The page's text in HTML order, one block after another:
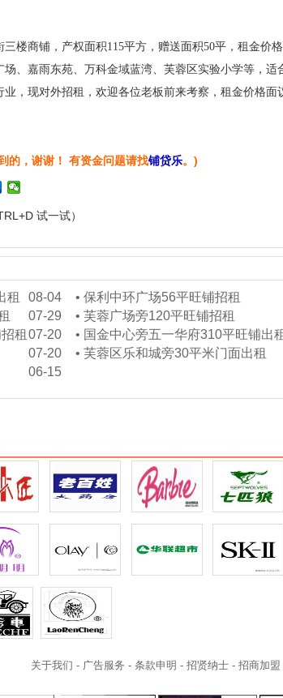
楼商铺，产权面积115平方，赠送面积50平，租金价
、嘉雨东苑、万科金域蓝湾、芙蓉区实验小学等，适
，现对外招租，欢迎各位老板前来考察，租金价格面
的，谢谢！ 有资金问题请找铺贷乐。)
试一试）
租 08-04 • 保利中环广场56平旺铺招租
07-29 • 芙蓉广场旁120平旺铺招租
租 07-20 • 国金中心旁五一华府310平旺铺出
07-20 • 芙蓉区乐和城旁30平米门面出租
06-15
关于我们 - 广告服务 - 条款申明 - 招贤纳士 - 招商加盟